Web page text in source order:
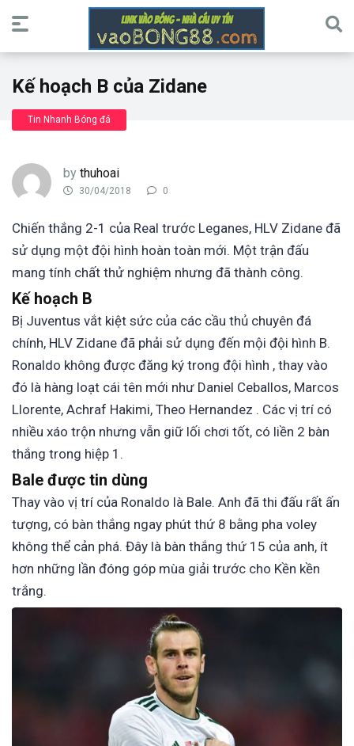
Kế hoạch B của Zidane
Tin Nhanh Bóng đá
by thuhoai
30/04/2018 0
Chiến thắng 2-1 của Real trước Leganes, HLV Zidane đã
sử dụng một đội hình hoàn toàn mới. Một trận đấu
mang tính chất thử nghiệm nhưng đã thành công.
Kế hoạch B
Bị Juventus vắt kiệt sức của các cầu thủ chuyên đá
chính, HLV Zidane đã phải sử dụng đến mội đội hình B.
Ronaldo không được đăng ký trong đội hình , thay vào
đó là hàng loạt cái tên mới như Daniel Ceballos, Marcos
Llorente, Achraf Hakimi, Theo Hernandez . Các vị trí có
nhiều xáo trộn nhưng vẫn giữ lối chơi tốt, có liền 2 bàn
thắng trong hiệp 1.
Bale được tin dùng
Thay vào vị trí của Ronaldo là Bale. Anh đã thi đấu rất ấn
tượng, có bàn thắng ngay phút thứ 8 bằng pha voley
không thể cản phá. Đây là bàn thắng thứ 15 của anh, ít
hơn những lần đóng góp mùa giải trước cho Kền kền
trắng.